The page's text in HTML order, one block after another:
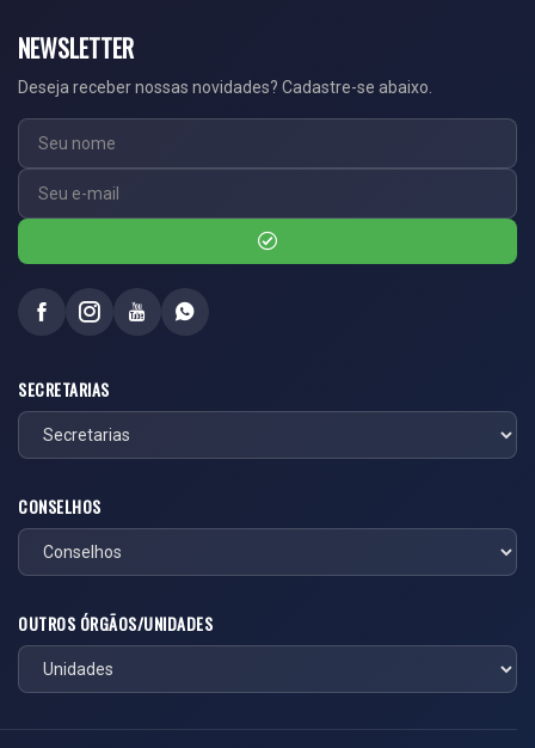
NEWSLETTER
Deseja receber nossas novidades? Cadastre-se abaixo.
SECRETARIAS
CONSELHOS
OUTROS ÓRGÃOS/UNIDADES